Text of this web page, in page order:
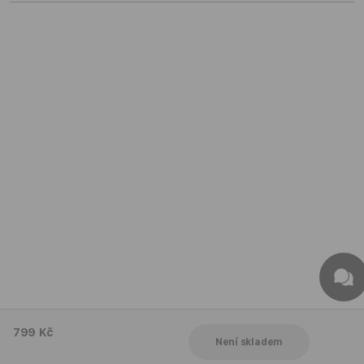
799 Kč
Není skladem